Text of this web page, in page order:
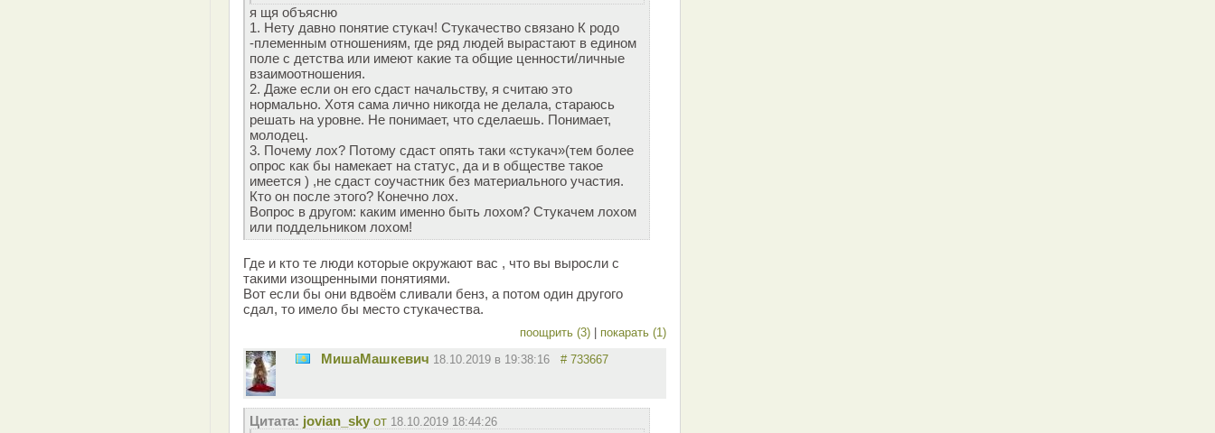
я щя объясню
1. Нету давно понятие стукач! Стукачество связано К родо
-племенным отношениям, где ряд людей вырастают в едином
поле с детства или имеют какие та общие ценности/личные
взаимоотношения.
2. Даже если он его сдаст начальству, я считаю это
нормально. Хотя сама лично никогда не делала, стараюсь
решать на уровне. Не понимает, что сделаешь. Понимает,
молодец.
3. Почему лох? Потому сдаст опять таки «стукач»(тем более
опрос как бы намекает на статус, да и в обществе такое
имеется ) ,не сдаст соучастник без материального участия.
Кто он после этого? Конечно лох.
Вопрос в другом: каким именно быть лохом? Стукачем лохом
или поддельником лохом!
Где и кто те люди которые окружают вас , что вы выросли с
такими изощренными понятиями.
Вот если бы они вдвоём сливали бенз, а потом один другого
сдал, то имело бы место стукачества.
поощрить (3) покарать (1)
MишаМашкевич 18.10.2019 в 19:38:16 # 733667
Цитата: jovian_sky от 18.10.2019 18:44:26